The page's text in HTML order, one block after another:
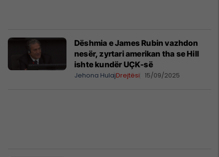
Dëshmia e James Rubin vazhdon
nesër, zyrtari amerikan tha se Hill
ishte kundër UÇK-së
Jehona HulajDrejtësi 15/09/2025